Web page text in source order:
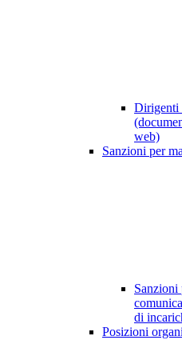
Dirigenti
web)
Sanzioni per
Sanzioni
di
Posizioni